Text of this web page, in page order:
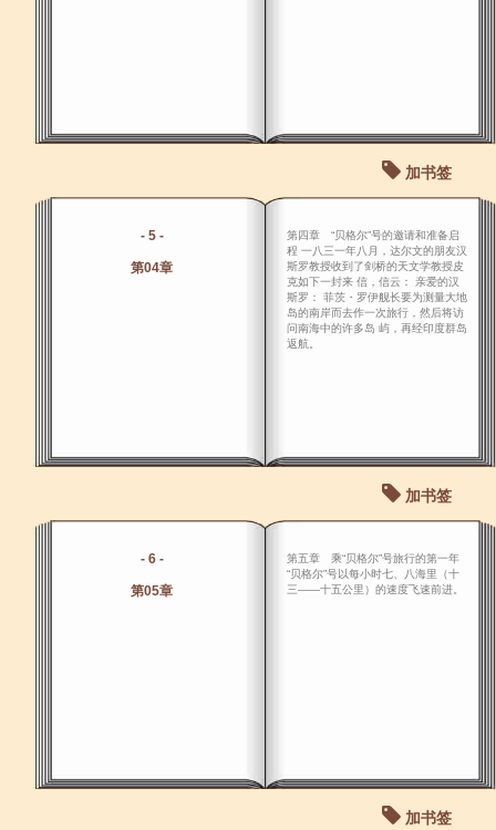
加书签
- 5 -
第04章
第四章 “贝格尔”号的邀请和准备启
程 一八三一年八月，达尔文的朋友汉
斯罗教授收到了剑桥的天文学教授皮
克如下一封来 信，信云： 亲爱的汉
斯罗： 菲茨・罗伊舰长要为测量大地
岛的南岸而去作一次旅行，然后将访
问南海中的许多岛 屿，再经印度群岛
返航。
加书签
- 6 -
第05章
第五章 乘“贝格尔”号旅行的第一年
“贝格尔”号以每小时七、八海里（十
三――十五公里）的速度飞速前进。
加书签